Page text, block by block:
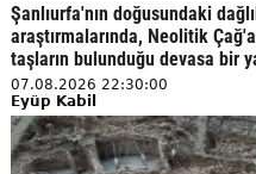
Şanlıurfa'nın doğusundaki
araştırmalarında, Neolitik
taşların bulunduğu devasa bir
07.08.2026 22:30:00
Eyüp Kabil